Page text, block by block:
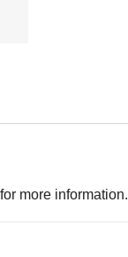
more information.